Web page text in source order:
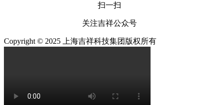
扫一扫
关注吉祥公众号
Copyright © 2025 上海吉祥科技集团版权所有